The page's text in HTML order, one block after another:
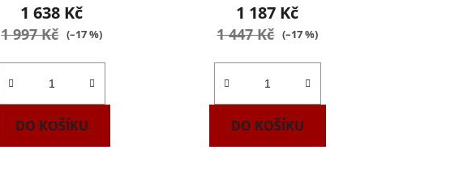
1 638 Kč
1 997 Kč (–17 %)
DO KOŠÍKU
1 187 Kč
1 447 Kč (–17 %)
DO KOŠÍKU